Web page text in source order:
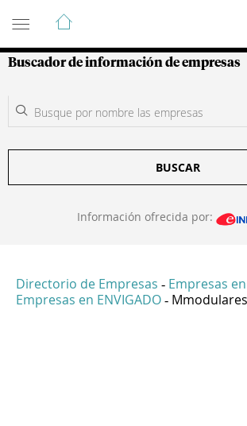
Guía de Empresas
Buscador de información de empresas
BUSCAR
Información ofrecida por:
Directorio de Empresas - Empresas
Empresas en ENVIGADO -